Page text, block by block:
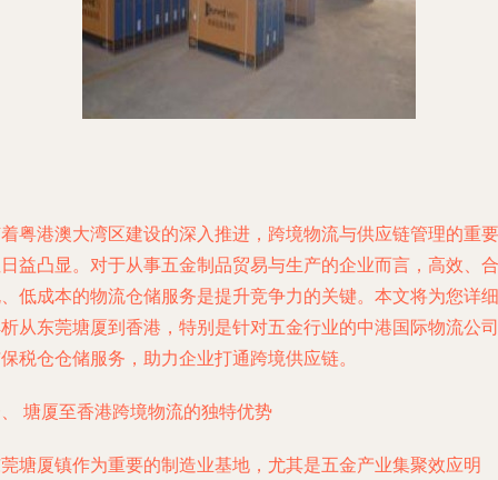
粤港澳大湾区建设的深入推进，跨境物流与供应链管理的重要
益凸显。对于从事五金制品贸易与生产的企业而言，高效、合
低成本的物流仓储服务是提升竞争力的关键。本文将为您详细
从东莞塘厦到香港，特别是针对五金行业的中港国际物流公司
税仓仓储服务，助力企业打通跨境供应链。
塘厦至香港跨境物流的独特优势
塘厦镇作为重要的制造业基地，尤其是五金产业集聚效应明